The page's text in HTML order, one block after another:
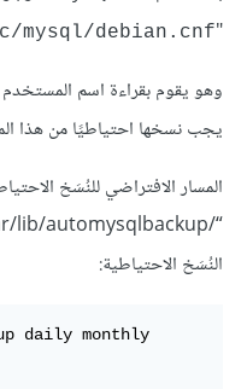
"
mysql/debian.cnf/
وهو يقوم بقراءة اسم المستخدم
يجب نسخها احتياطيًا من هذا
المسار الافتراضي للنُسَخ
النُسَخ الاحتياطية:
daily monthly